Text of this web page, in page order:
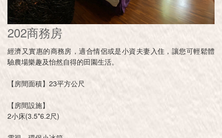
202商務房
經濟又實惠的商務房，適合情侶或是小資夫妻入住，讓您可輕鬆體
驗農場樂趣及怡然自得的田園生活。
【房間面積】23平方公尺
【房間設施】
2小床(3.5*6.2尺)